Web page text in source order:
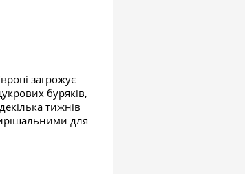
загрожує
буряків,
тижнів
для